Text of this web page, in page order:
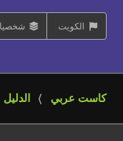
الكويت
كاست عربي الدليل